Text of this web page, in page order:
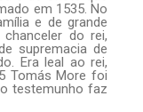
em 1535. No
e de grande
do rei,
supremacia de
Era leal ao rei,
Tomás More foi
testemunho faz